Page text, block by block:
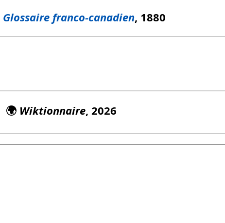
Glossaire franco-canadien, 1880
🌍 Wiktionnaire, 2026